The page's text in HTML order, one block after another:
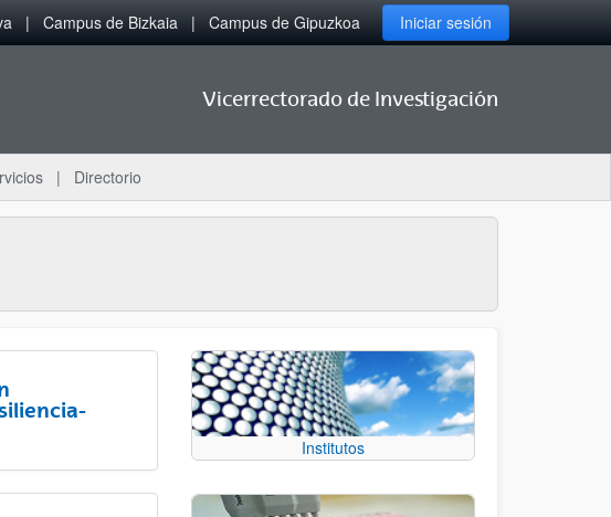
Campus de Bizkaia Campus de Gipuzkoa Iniciar sesión
Vicerrectorado de Investigación
Directorio
Institutos